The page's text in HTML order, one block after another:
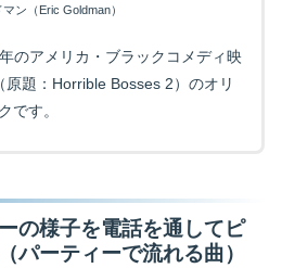
ン（Eric Goldman）
のアメリカ・ブラックコメディ映
（原題：Horrible Bosses 2）のオリ
です。
の様子を電話を通してピ
パーティーで流れる曲）